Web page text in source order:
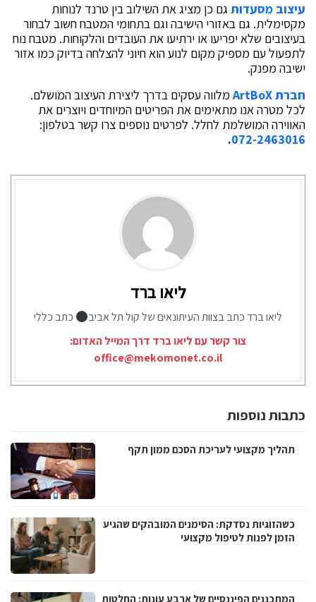
עיצוב מסעדות גם כן מציג את השילוב בין טרנד לנוחות
מקסימלית. גם באזורי הישיבה וגם בתחומי המטבח חשוב לבחור
בעיצובים שלא יפריעו או ירתיעו את העובדים והלקוחות. מטבח נוח
לתפעול עם מספיק מקום לנוע הוא חיוני להצלחה בדיוק כמו אזור
ישיבה מפנק.
חברת ArtBoX
מלווה עסקים בדרך ליצירת העיצוב המושלם.
לכל מטרה אנו מתאימים את הפריטים המיוחדים ויוצרים את
האווירה המושלמת לחלל. לפרטים נוספים צרו קשר בטלפון:
072-2463016
.
ליאו ברד
ליאו ברד כתב בצוות העיתונאים של קול תל אביב
כתב כללי
צור קשר עם ליאו ברד דרך המייל האדום:
office@mekomonet.co.il
כתבות נוספות
תהליך מקצועי לעריכת הסכם ממון תקף
כשהזוגיות נסדקת: הסימנים המובהקים שהגיע
הזמן לפנות לטיפול מקצועי
המתכננים הפיננסיים של ארבע עונות: החלטות